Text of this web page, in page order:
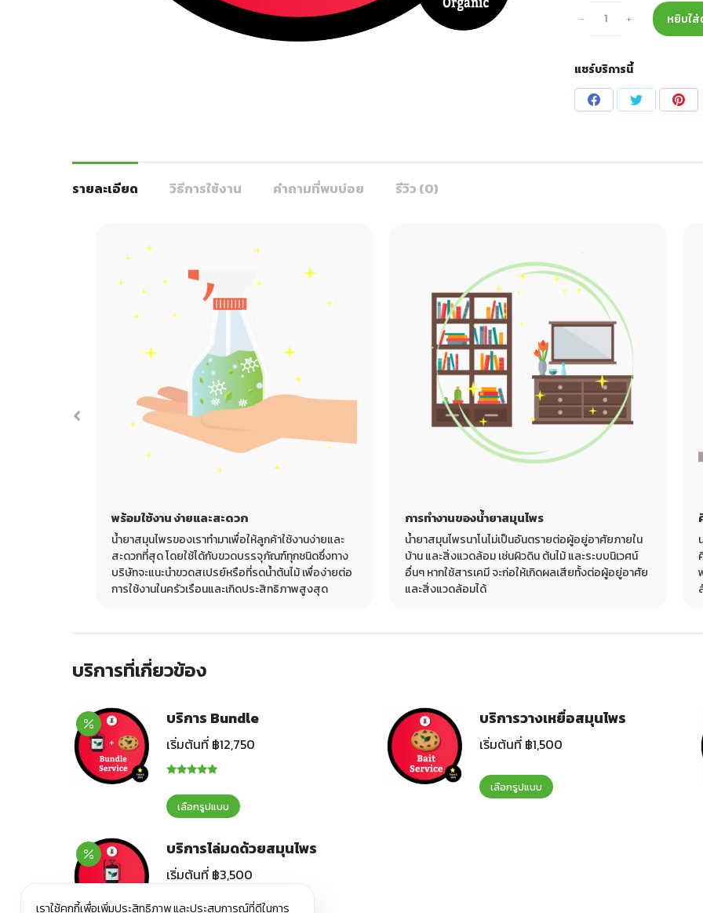
เราใช้คุกกี้เพื่อเพิ่มประสิทธิภาพ และประสบการณ์ที่ดีในการ
จำนวน
น้ำยา
ชิ้น
หยิบใส่
แชร์บริการนี้
Share
Facebook
Share
Twitter
รายละเอียด
วิธีการใช้งาน คำถามที่พบบ่อย รีวิว (0)
พร้อมใช้งาน ง่ายและสะดวก
น้ำยาสมุนไพรของเราทำมาเพื่อให้ลูกค้าใช้งานง่ายและ
สะดวกที่สุด โดยใช้ได้กับขวดบรรจุภัณฑ์ทุกชนิดซึ่งทาง
บริษัทจะแนะนำขวดสเปรย์หรือที่รดน้ำต้นไม้ เพื่อง่ายต่อ
การใช้งานในครัวเรือนและเกิดประสิทธิภาพสูงสุด
การทำงานของน้ำยาสมุนไพร
น้ำยาสมุนไพรนาโนไม่เป็นอันตรายต่อผู้อยู่อาศัยภายใน
บ้าน และสิ่งแวดล้อม เช่นผิวดิน ต้นไม้ และระบบนิเวศน์
อื่นๆ หากใช้สารเคมี จะก่อให้เกิดผลเสียทั้งต่อผู้อยู่อาศัย
และสิ่งแวดล้อมได้
บริการที่เกี่ยวข้อง
บริการ Bundle
เริ่มต้นที่ ฿12,750
5.00ตั้งแต่
1-5 คะแนน
เลือกรูปแบบ
บริการวางเหยื่อสมุนไพร
เริ่มต้นที่ ฿1,500
เลือกรูปแบบ
บริการไล่มดด้วยสมุนไพร
เริ่มต้นที่ ฿3,500